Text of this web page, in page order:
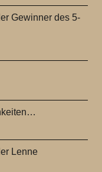
Gewinner des 5-
Lenne